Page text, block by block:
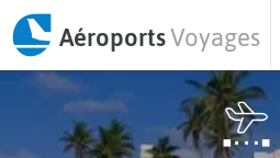
AéroportsVoyages